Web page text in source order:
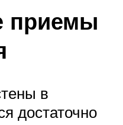
приемы
в
достаточно